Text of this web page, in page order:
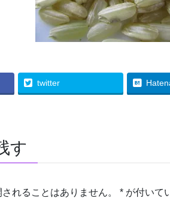
twitter
す
れることはありません。 * が付いて